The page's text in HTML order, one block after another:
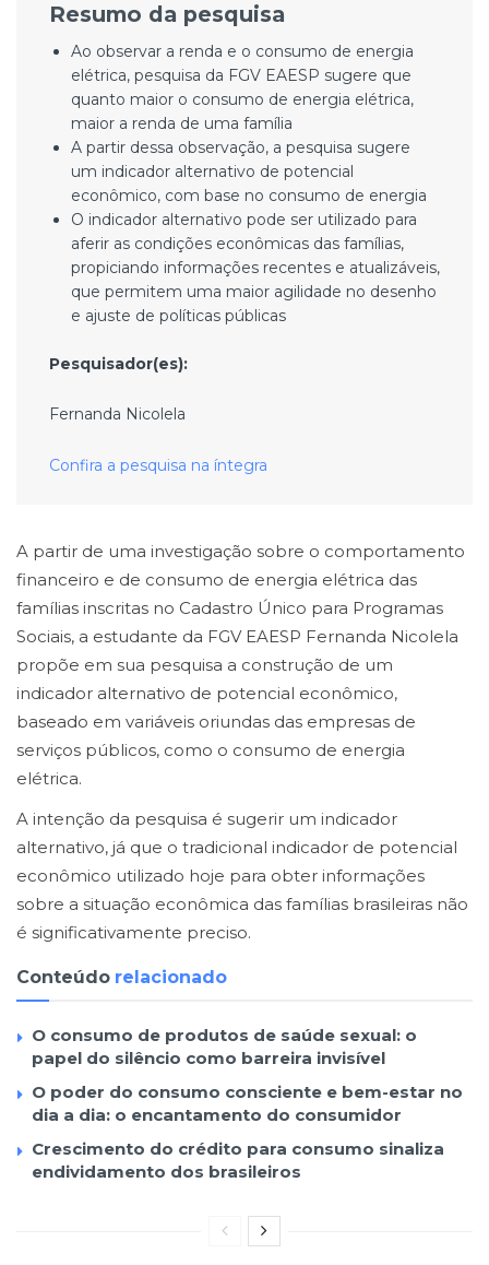
Resumo da pesquisa
Ao observar a renda e o consumo de energia
elétrica, pesquisa da FGV EAESP sugere que
quanto maior o consumo de energia elétrica,
maior a renda de uma família
A partir dessa observação, a pesquisa sugere
um indicador alternativo de potencial
econômico, com base no consumo de energia
O indicador alternativo pode ser utilizado para
aferir as condições econômicas das famílias,
propiciando informações recentes e atualizáveis,
que permitem uma maior agilidade no desenho
e ajuste de políticas públicas
Pesquisador(es):
Fernanda Nicolela
Confira a pesquisa na íntegra
A partir de uma investigação sobre o comportamento
financeiro e de consumo de energia elétrica das
famílias inscritas no Cadastro Único para Programas
Sociais, a estudante da FGV EAESP Fernanda Nicolela
propõe em sua pesquisa a construção de um
indicador alternativo de potencial econômico,
baseado em variáveis oriundas das empresas de
serviços públicos, como o consumo de energia
elétrica.
A intenção da pesquisa é sugerir um indicador
alternativo, já que o tradicional indicador de potencial
econômico utilizado hoje para obter informações
sobre a situação econômica das famílias brasileiras não
é significativamente preciso.
Conteúdo relacionado
O consumo de produtos de saúde sexual: o
papel do silêncio como barreira invisível
O poder do consumo consciente e bem-estar no
dia a dia: o encantamento do consumidor
Crescimento do crédito para consumo sinaliza
endividamento dos brasileiros